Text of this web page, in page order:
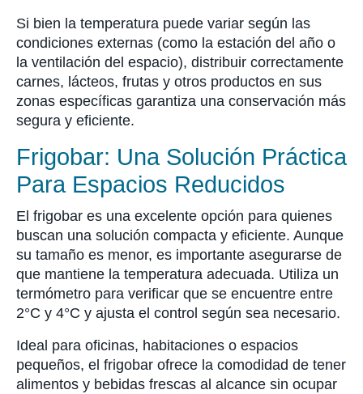
Si bien la temperatura puede variar según las
condiciones externas (como la estación del año o
la ventilación del espacio), distribuir correctamente
carnes, lácteos, frutas y otros productos en sus
zonas específicas garantiza una conservación más
segura y eficiente.
Frigobar: Una Solución Práctica
Para Espacios Reducidos
El frigobar es una excelente opción para quienes
buscan una solución compacta y eficiente. Aunque
su tamaño es menor, es importante asegurarse de
que mantiene la temperatura adecuada. Utiliza un
termómetro para verificar que se encuentre entre
2°C y 4°C y ajusta el control según sea necesario.
Ideal para oficinas, habitaciones o espacios
pequeños, el frigobar ofrece la comodidad de tener
alimentos y bebidas frescas al alcance sin ocupar